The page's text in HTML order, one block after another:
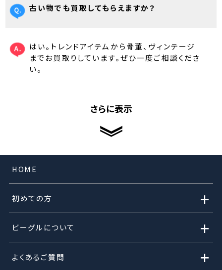
古い物でも買取してもらえますか？
はい。トレンドアイテムから骨董、ヴィンテージ
までお買取りしています。ぜひ一度ご相談くださ
い。
さらに表示
HOME
初めての方 +
ビーグルについて +
よくあるご質問 +